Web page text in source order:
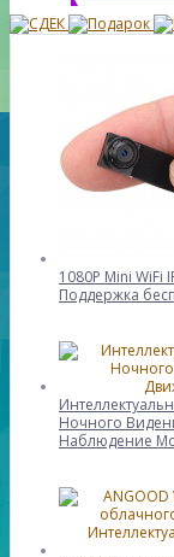
1080P Mini WiFi
Поддержка
Ночного
Наблюдение